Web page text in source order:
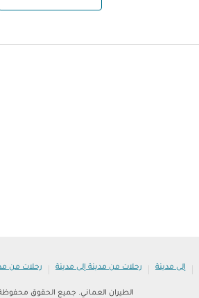
| إلى مدينة | رحلات من مدينة إلى مدينة | رحلات من
الطيران العماني. جميع الحقوق محفوظة. ©